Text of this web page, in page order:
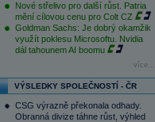
Nové střelivo pro další růst. Patria
mění cílovou cenu pro Colt CZ
Goldman Sachs: Je dobrý okamžik
využít poklesu Microsoftu. Nvidia
dál tahounem AI boomu
více...
VÝSLEDKY SPOLEČNOSTÍ - ČR
CSG výrazně překonala odhady.
Obranná divize táhne růst, výhled